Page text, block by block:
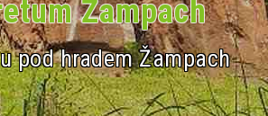
Žampach
pod hradem Žampach